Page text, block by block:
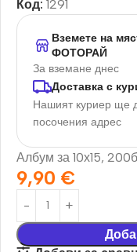
Код: 1291
Вземете на
ФОТОРАЙ
За вземане днес
Доставка с
Нашият куриер ще
посочения адрес
Албум за 10х15,
9,90 €